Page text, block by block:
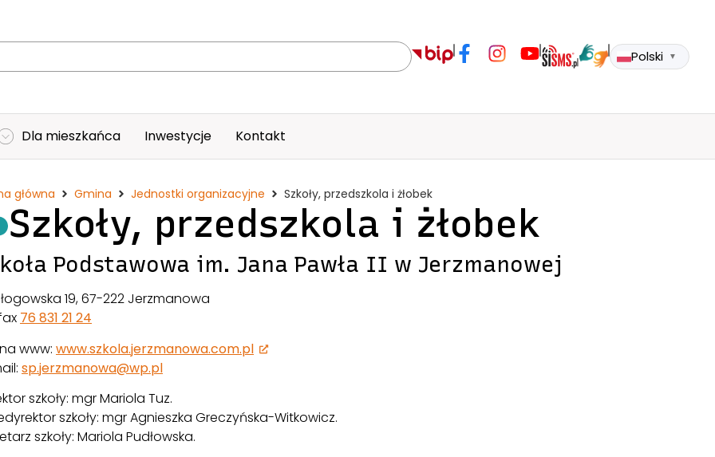
Polski ▼
Dla mieszkańca Inwestycje Kontakt
główna Gmina Jednostki organizacyjne Szkoły, przedszkola i żłobek
Szkoły, przedszkola i żłobek
Podstawowa im. Jana Pawła II w Jerzmanowej
19, 67-222 Jerzmanowa
76 831 21 24
www: www.szkola.jerzmanowa.com.pl
sp.jerzmanowa@wp.pl
szkoły: mgr Mariola Tuz.
szkoły: mgr Agnieszka Greczyńska-Witkowicz.
szkoły: Mariola Pudłowska.